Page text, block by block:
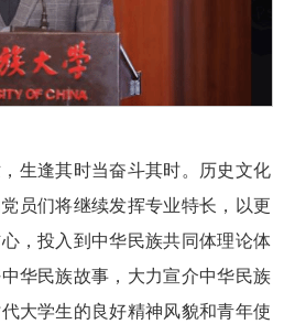
生逢其时当奋斗其时。历史文化
员们将继续发挥专业特长，以更
，投入到中华民族共同体理论体
华民族故事，大力宣介中华民族
大学生的良好精神风貌和青年使